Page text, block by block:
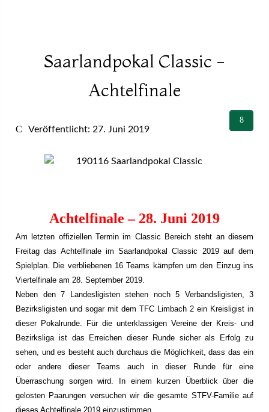
Saarlandpokal Classic -
Achtelfinale
Veröffentlicht: 27. Juni 2019
Achtelfinale – 28. Juni 2019
Am letzten offiziellen Termin im Classic Bereich steht an diesem
Freitag das Achtelfinale im Saarlandpokal Classic 2019 auf dem
Spielplan. Die verbliebenen 16 Teams kämpfen um den Einzug ins
Viertelfinale am 28. September 2019.
Neben den 7 Landesligisten stehen noch 5 Verbandsligisten, 3
Bezirksligisten und sogar mit dem TFC Limbach 2 ein Kreisligist in
dieser Pokalrunde. Für die unterklassigen Vereine der Kreis- und
Bezirksliga ist das Erreichen dieser Runde sicher als Erfolg zu
sehen, und es besteht auch durchaus die Möglichkeit, dass das ein
oder andere dieser Teams auch in dieser Runde für eine
Überraschung sorgen wird. In einem kurzen Überblick über die
gelosten Paarungen versuchen wir die gesamte STFV-Familie auf
dieses Achtelfinale 2019 einzustimmen.